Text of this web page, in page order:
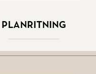
Planritning